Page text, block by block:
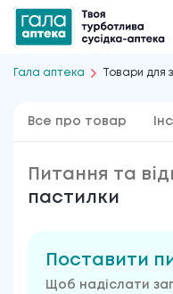
Гала аптека Товари для
Все про товар
Питання та
пастилки
Поставити
Щоб надіслати